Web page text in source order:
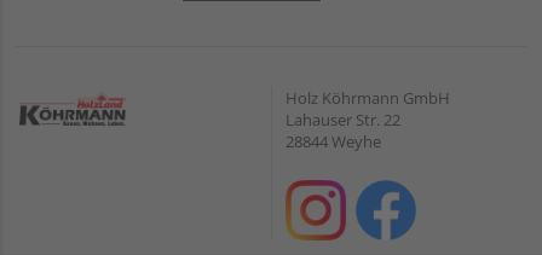
Holz Köhrmann GmbH
Lahauser Str. 22
28844 Weyhe